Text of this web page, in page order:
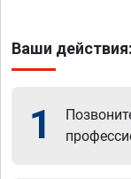
Ваши действия:
1